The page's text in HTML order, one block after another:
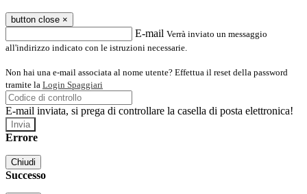
button close ×
E-mail Verrà inviato un messaggio
all'indirizzo indicato con le istruzioni necessarie.
Non hai una e-mail associata al nome utente? Effettua il reset della password
tramite la Login Spaggiari
E-mail inviata, si prega di controllare la casella di posta elettronica!
Errore
Chiudi
Successo